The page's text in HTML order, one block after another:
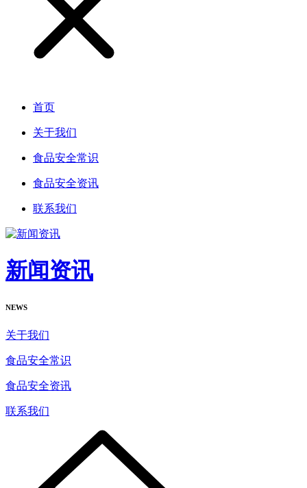
首页
关于我们
食品安全常识
食品安全资讯
联系我们
新闻资讯
NEWS
关于我们
食品安全常识
食品安全资讯
联系我们